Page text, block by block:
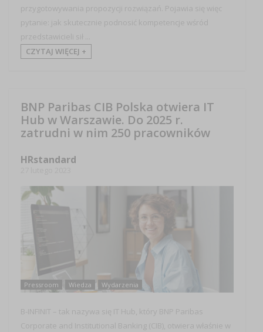
przygotowywania propozycji rozwiązań. Pojawia się więc
pytanie: jak skutecznie podnosić kompetencje wśród
przedstawicieli sił ...
CZYTAJ WIĘCEJ +
BNP Paribas CIB Polska otwiera IT
Hub w Warszawie. Do 2025 r.
zatrudni w nim 250 pracowników
HRstandard
Pressroom Wiedza Wydarzenia
B-INFINIT – tak nazywa się IT Hub, który BNP Paribas
Corporate and Institutional Banking (CIB), otwiera właśnie w